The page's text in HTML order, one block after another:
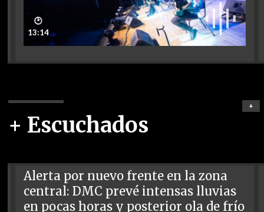
🕑
13:14
+ Escuchados
+
Alerta por nuevo frente en la zona
central: DMC prevé intensas lluvias
en pocas horas y posterior ola de frío